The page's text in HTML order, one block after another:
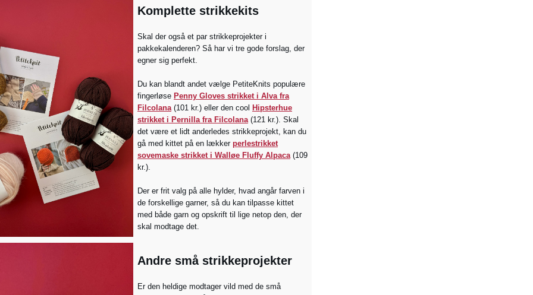
Komplette strikkekits
Skal der også et par strikkeprojekter i
pakkekalenderen? Så har vi tre gode forslag, der
egner sig perfekt.
Du kan blandt andet vælge PetiteKnits populære
fingerløse Penny Gloves strikket i Alva fra
Filcolana(101 kr.) eller den cool Hipsterhue
strikket i Pernilla fra Filcolana(121 kr.). Skal
det være et lidt anderledes strikkeprojekt, kan du
gå med kittet på en lækker perlestrikket
sovemaske strikket i Walløe Fluffy Alpaca(109
kr.).
Der er frit valg på alle hylder, hvad angår farven i
de forskellige garner, så du kan tilpasse kittet
med både garn og opskrift til lige netop den, der
skal modtage det.
Andre små strikkeprojekter
Er den heldige modtager vild med de små